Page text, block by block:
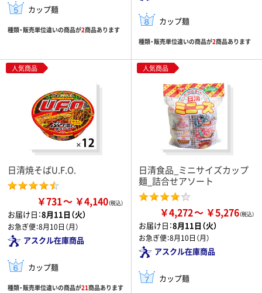
カップ麺
種類・販売単位違いの商品が2商品あります
カップ麺
種類・販売単位違いの商品が2商品あります
人気商品
日清焼そばU.F.O.
￥731 ￥4,140
お届け日：8月11日（火）
お急ぎ便：8月10日（月）
アスクル在庫商品
カップ麺
種類・販売単位違いの商品が21商品あります
人気商品
日清食品_ミニサイズカップ
麺_詰合せアソート
￥4,272 ￥5,276
お届け日：8月11日（火）
お急ぎ便：8月10日（月）
アスクル在庫商品
カップ麺